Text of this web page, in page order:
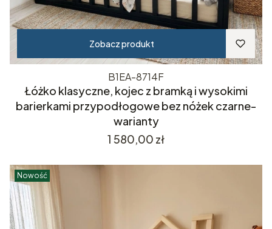
Zobacz produkt
B1EA-8714F
Łóżko klasyczne, kojec z bramką i wysokimi
barierkami przypodłogowe bez nóżek czarne-
warianty
Cena
1 580,00 zł
Nowość